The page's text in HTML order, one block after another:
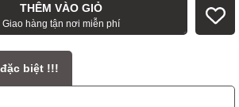
THÊM VÀO GIỎ
Giao hàng tận nơi miễn phí
biệt !!!